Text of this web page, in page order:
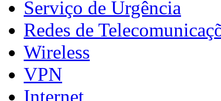
Serviço de Urgência
Redes de
Wireless
VPN
Internet